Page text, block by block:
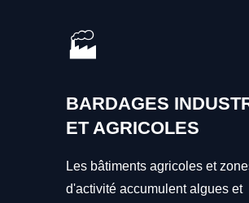
🏭
BARDAGES
ET AGRICOLES
Les bâtiments agricoles et
d'activité accumulent algues et